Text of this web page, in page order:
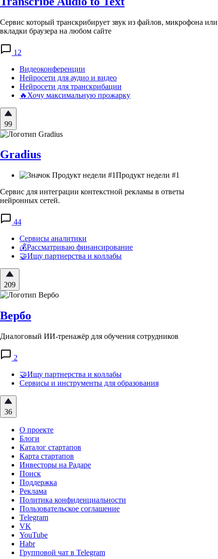
Сервис который транскрибирует звук из файлов, микрофона или
вкладки браузера на любом сайте
12
Видеоконференции
Нейросети для аудио и видео
Нейросети для транскрибации
🔥Хочу максимальную прожарку
99
Gradius
Продукт недели #1
Сервис для интеграции контекстной рекламы в ответы
нейронных сетей.
44
Сервисы аналитики
💰Рассматриваю финансирование
🤝Ищу партнерства и коллабы
209
Вербо
Диалоговый ИИ-тренажёр для обучения сотрудников
2
🤝Ищу партнерства и коллабы
Сервисы и инструменты для образования
36
О проекте
Блоги
Каталог стартапов
Карта стартапов
Инвесторы на Радаре
Поиск
Поддержка
Реклама
Политика конфиденциальности
Пользовательское соглашение
Telegram
VK
YouTube
Habr
Групповой чат в Telegram